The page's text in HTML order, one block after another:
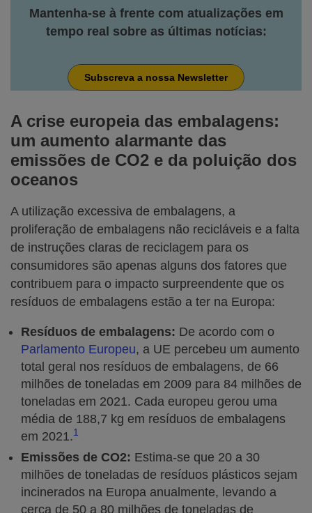
Mantenha-se à frente com atualizações em
tempo real sobre as últimas notícias:
Subscreva a nossa Newsletter
A crise europeia das embalagens:
um aumento alarmante das
emissões de CO2 e da poluição dos
oceanos
A utilização excessiva de embalagens, a
proliferação de embalagens não recicláveis e a falta
de instruções claras de reciclagem para os
consumidores são apenas alguns dos fatores que
contribuem para o impacto surpreendente que os
resíduos de embalagens estão a ter na Europa:
Resíduos de embalagens: De acordo com o
Parlamento Europeu, a UE percebeu um aumento
total geral nos resíduos de embalagens, de 66
milhões de toneladas em 2009 para 84 milhões de
toneladas em 2021. Cada europeu gerou uma
média de 188,7 kg em resíduos de embalagens
em 2021.1
Emissões de CO2: Estima-se que 20 a 30
milhões de toneladas de resíduos plásticos sejam
incinerados na Europa anualmente, levando a
cerca de 50 a 80 milhões de toneladas de